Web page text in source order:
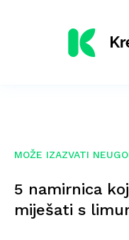
MOŽE IZAZVATI
5 namirnica
miješati s